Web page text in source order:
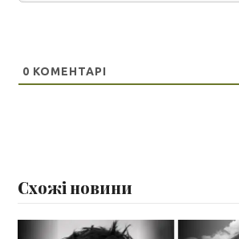
0 КОМЕНТАРІ
Схожі новини